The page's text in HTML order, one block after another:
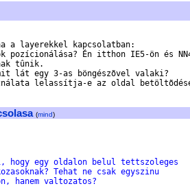
a layerekkel kapcsolatban:
pozícionálása? Én itthon IE5-ön és
tûnik.
lát egy 3-as böngészõvel valaki?
lelassítja-e az oldal
(mind)
hogy egy oldalon belul tettszoleges
Tehat ne csak egyszinu
hanem valtozatos?